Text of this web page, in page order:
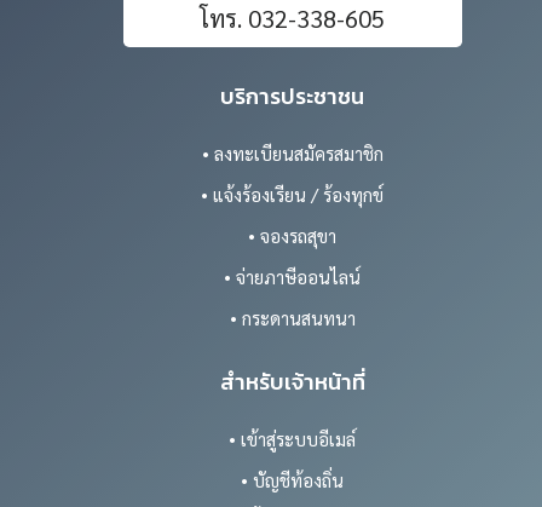
โทร. 032-338-605
บริการประชาชน
• ลงทะเบียนสมัครสมาชิก
• แจ้งร้องเรียน / ร้องทุกข์
• จองรถสุขา
• จ่ายภาษีออนไลน์
• กระดานสนทนา
สำหรับเจ้าหน้าที่
• เข้าสู่ระบบอีเมล์
• บัญชีท้องถิ่น